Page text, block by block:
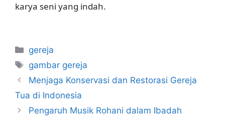
karya seni yang indah.
Categories
gereja
Tags
gambar gereja
Menjaga Konservasi dan Restorasi Gereja
Tua di Indonesia
Pengaruh Musik Rohani dalam Ibadah